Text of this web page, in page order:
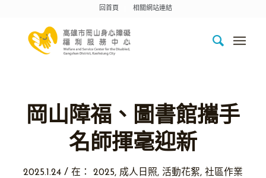
回首頁 相關網站連結
岡山障福、圖書館攜手
名師揮毫迎新
2025.1.24 / 在： 2025, 成人日照, 活動花絮, 社區作業